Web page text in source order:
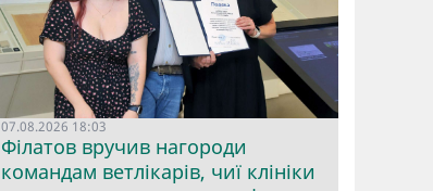
07.08.2026 18:03
Філатов вручив нагороди
командам ветлікарів, чиї клініки